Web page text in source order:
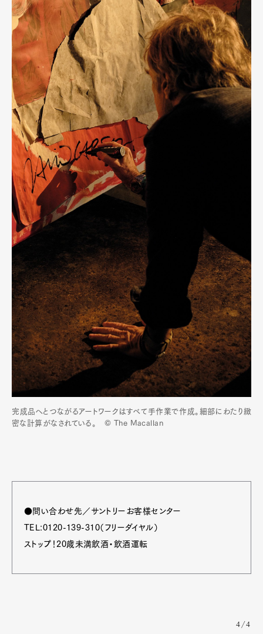
完成品へとつながるアートワークはすべて手作業で作成。細部にわたり緻
密な計算がなされている。 © The Macallan
●問い合わせ先／サントリーお客様センター
TEL:0120-139-310（フリーダイヤル）
ストップ！20歳未満飲酒・飲酒運転
4/4